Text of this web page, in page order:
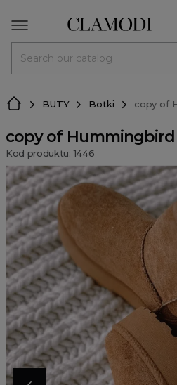
BUTY Botki copy of
copy of
Kod produktu: 1446